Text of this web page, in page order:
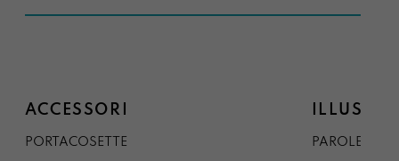
ACCESSORI
PORTACOSETTE PAROLE DAL